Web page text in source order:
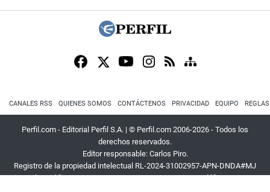
CANALES RSS QUIENES SOMOS CONTÁCTENOS PRIVACIDAD EQUIPO
Perfil.com - Editorial Perfil S.A. | © Perfil.com 2006-2026 - Todos los
derechos reservados.
Editor responsable: Carlos Piro.
Registro de la propiedad intelectual RL-2024-31002957-APN-DNDA#MJ
Dirección:California 2715,C1289ABI,CABA, Argentina| Teléfono:+54 9 11